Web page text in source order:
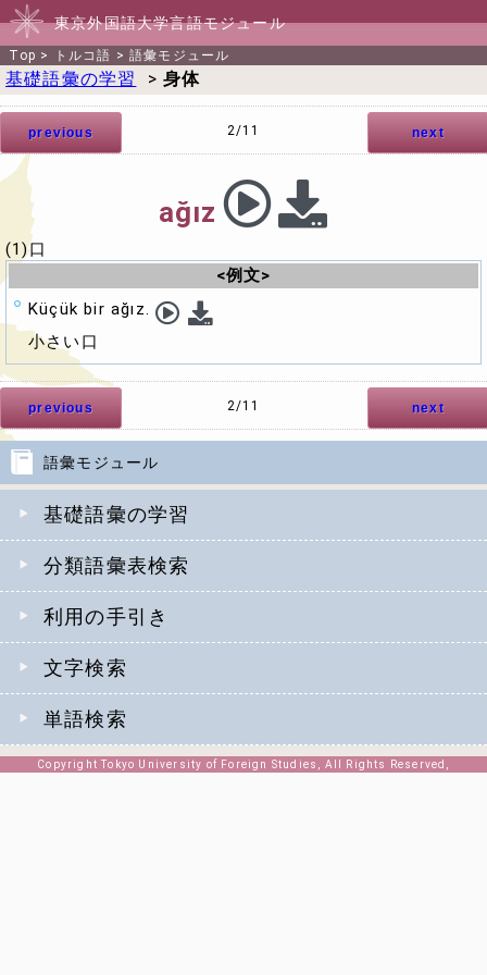
東京外国語大学言語モジュール
Top > トルコ語 >語彙モジュール
語彙モジュール
基礎語彙の学習
分類語彙表検索
利用の手引き
文字検索
単語検索
基礎語彙の学習 >身体
previous next
2/11
ağız
(1)口
<例文>
Küçük bir ağız.
小さい口
previous next
2/11
Copyright Tokyo University of Foreign Studies, All Rights Reserved,